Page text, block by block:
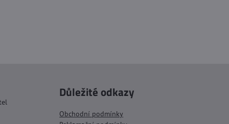
Důležité odkazy
Obchodní podmínky